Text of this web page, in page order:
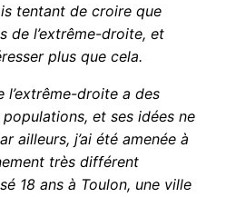
tentant de croire que
de l’extrême-droite, et
plus que cela.
l’extrême-droite a des
et ses idées ne
ailleurs, j’ai été amenée à
très différent
18 ans à Toulon, une ville